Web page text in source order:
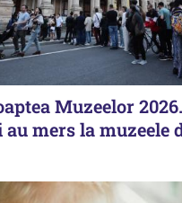
Muzeelor
mers la muzeele